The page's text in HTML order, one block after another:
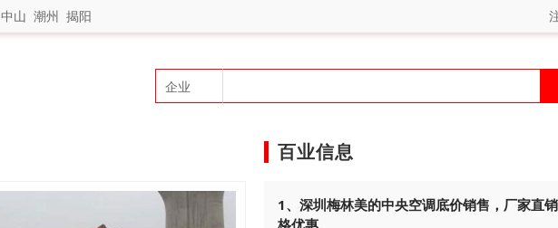
中山 潮州 揭阳
百业信息
1、深圳梅林美的中央空调底价销售，厂家直